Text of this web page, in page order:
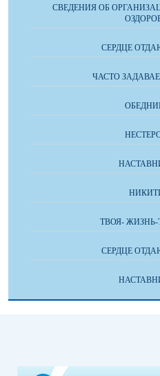
СВЕДЕНИЯ ОБ
СЕРДЦЕ
ЧАСТО
ТВОЯ-
СЕРДЦЕ